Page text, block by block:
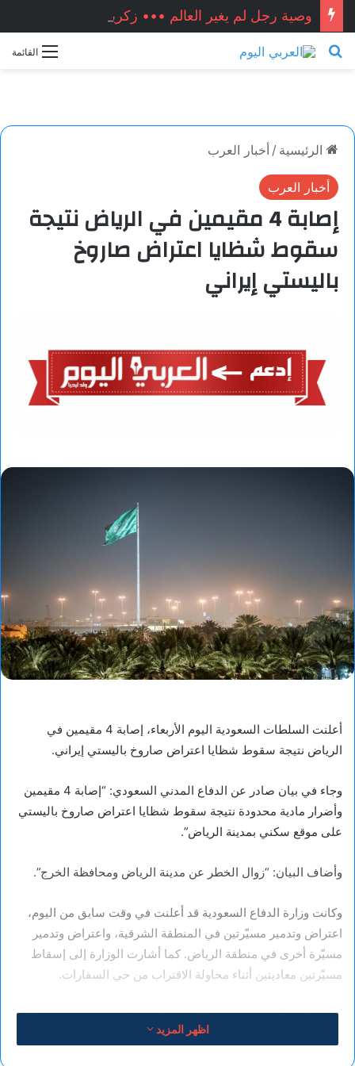
القائمة بحث عن
الرئيسية / أخبار العرب
أخبار العرب
‏إصابة 4 مقيمين في الرياض نتيجة
سقوط شظايا اعتراض صاروخ
باليستي إيراني
أعلنت السلطات السعودية اليوم الأربعاء، إصابة 4 مقيمين في
الرياض نتيجة سقوط شظايا اعتراض صاروخ باليستي إيراني.
وجاء في بيان صادر عن الدفاع المدني السعودي: “إصابة 4 مقيمين
وأضرار مادية محدودة نتيجة سقوط شظايا اعتراض صاروخ باليستي
على موقع سكني بمدينة الرياض”.
وأضاف البيان: “زوال الخطر عن مدينة الرياض ومحافظة الخرج”.
وكانت وزارة الدفاع السعودية قد أعلنت في وقت سابق من اليوم،
اعتراض وتدمير مسيّرتين في المنطقة الشرقية، واعتراض وتدمير
مسيّرة أخرى في منطقة الرياض. كما أشارت الوزارة إلى إسقاط
مسيّرتين معاديتين أثناء محاولة الاقتراب من حي السفارات.
جدير بالذكر أنه بعد العدوان الأمريكي الإسرائيلي على إيران في 28
فبراير واغتيال عدد من القادة بينهم المرشد الأعلى علي خامنئي،
اظهر المزيد